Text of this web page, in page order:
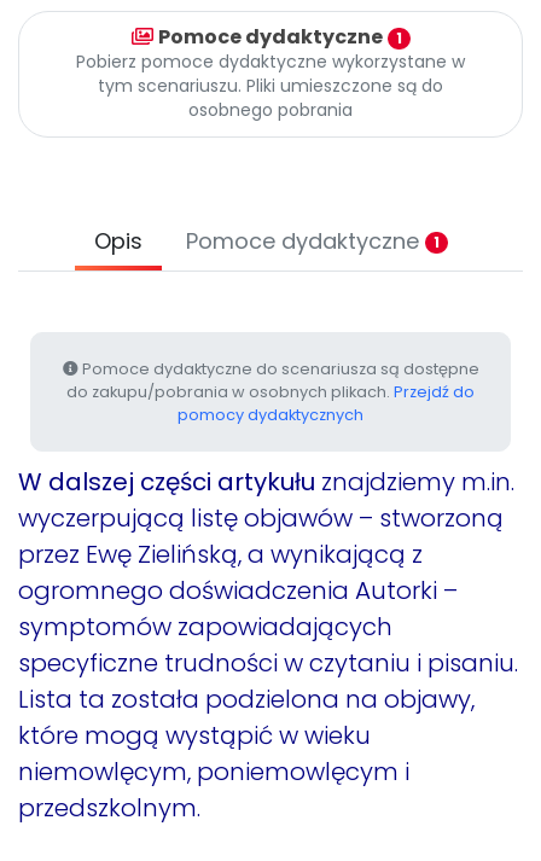
Archiwalne numery
Pomoc
PromocjePomoce dydaktyczne 1
Pobierz pomoce dydaktyczne wykorzystane w
tym scenariuszu. Pliki umieszczone są do
osobnego pobrania
Opis Pomoce dydaktyczne 1
Pomoce dydaktyczne do scenariusza są dostępne
do zakupu/pobrania w osobnych plikach. Przejdź do
pomocy dydaktycznych
W dalszej części artykułu znajdziemy m.in.
wyczerpującą listę objawów – stworzoną
przez Ewę Zielińską, a wynikającą z
ogromnego doświadczenia Autorki –
symptomów zapowiadających
specyficzne trudności w czytaniu i pisaniu.
Lista ta została podzielona na objawy,
które mogą wystąpić w wieku
niemowlęcym, poniemowlęcym i
przedszkolnym.